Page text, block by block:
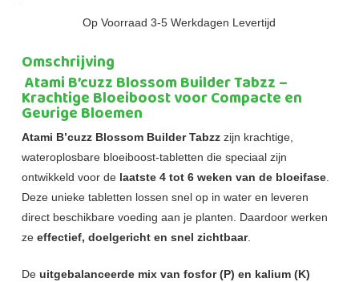
Op Voorraad 3-5 Werkdagen Levertijd
Omschrijving
Atami B’cuzz Blossom Builder Tabzz –
Krachtige Bloeiboost voor Compacte en
Geurige Bloemen
Atami B’cuzz Blossom Builder Tabzzzijn krachtige,
wateroplosbare bloeiboost-tabletten die speciaal zijn
ontwikkeld voor de laatste 4 tot 6 weken van de bloeifase.
Deze unieke tabletten lossen snel op in water en leveren
direct beschikbare voeding aan je planten. Daardoor werken
ze effectief, doelgericht en snel zichtbaar.
De uitgebalanceerde mix van fosfor (P) en kalium (K)